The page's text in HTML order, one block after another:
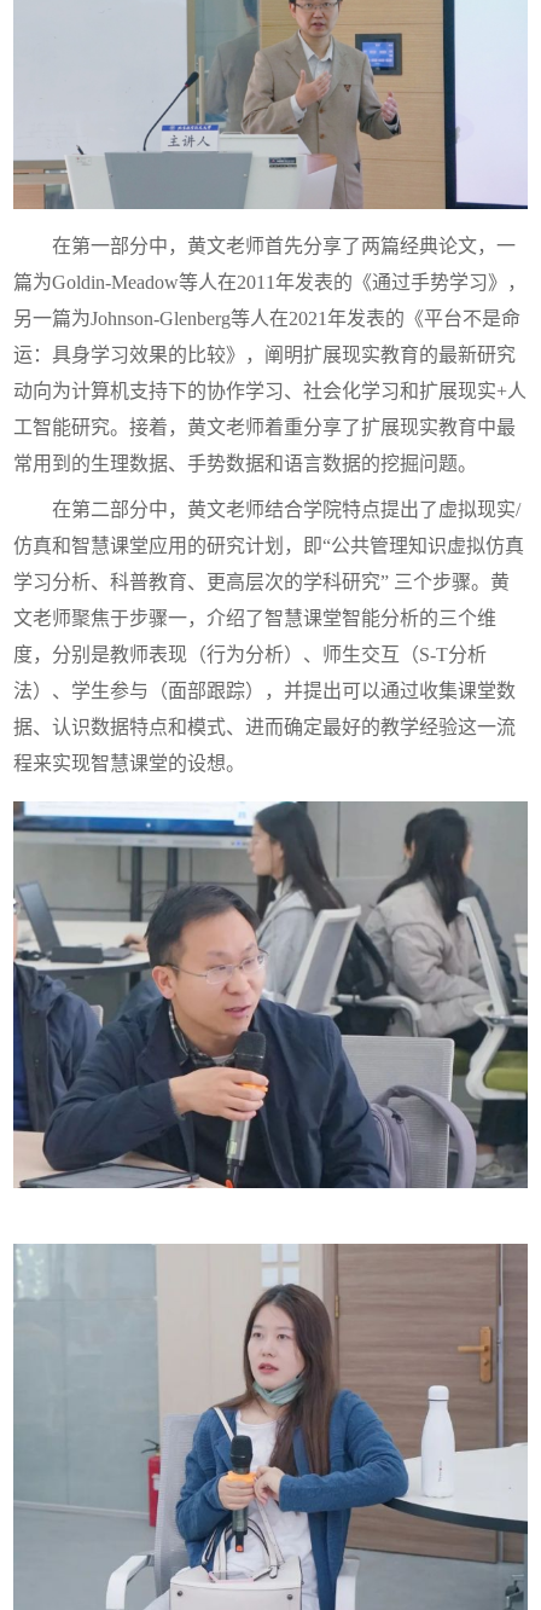
在第一部分中，黄文老师首先分享了两篇经典论文，一
篇为Goldin-Meadow等人在2011年发表的《通过手势学习》，
另一篇为Johnson-Glenberg等人在2021年发表的《平台不是命
运：具身学习效果的比较》，阐明扩展现实教育的最新研究
动向为计算机支持下的协作学习、社会化学习和扩展现实+人
工智能研究。接着，黄文老师着重分享了扩展现实教育中最
常用到的生理数据、手势数据和语言数据的挖掘问题。
在第二部分中，黄文老师结合学院特点提出了虚拟现实/
仿真和智慧课堂应用的研究计划，即“公共管理知识虚拟仿真
学习分析、科普教育、更高层次的学科研究” 三个步骤。黄
文老师聚焦于步骤一，介绍了智慧课堂智能分析的三个维
度，分别是教师表现（行为分析）、师生交互（S-T分析
法）、学生参与（面部跟踪），并提出可以通过收集课堂数
据、认识数据特点和模式、进而确定最好的教学经验这一流
程来实现智慧课堂的设想。